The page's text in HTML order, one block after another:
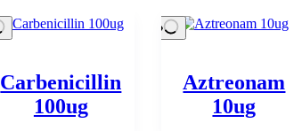
Carbenicillin
100ug
Aztreonam
10ug